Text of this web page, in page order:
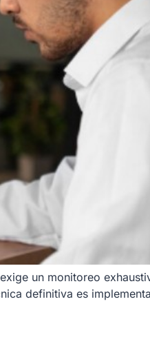
un monitoreo
definitiva es